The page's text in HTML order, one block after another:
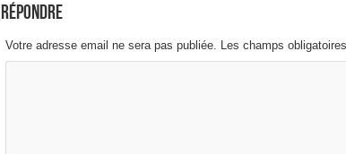
Répondre
Votre adresse email ne sera pas publiée. Les champs